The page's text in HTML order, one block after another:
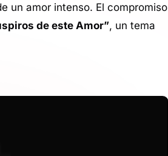
un amor intenso. El compromiso
de este Amor”, un tema